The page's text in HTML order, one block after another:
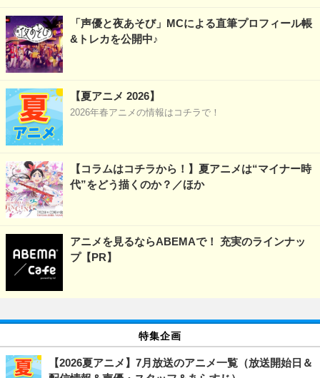
「声優と夜あそび」MCによる直筆プロフィール帳
&トレカを公開中♪
【夏アニメ 2026】
2026年春アニメの情報はコチラで！
【コラムはコチラから！】夏アニメは“マイナー時
代”をどう描くのか？／ほか
アニメを見るならABEMAで！ 充実のラインナッ
プ【PR】
特集企画
【2026夏アニメ】7月放送のアニメ一覧（放送開始日＆